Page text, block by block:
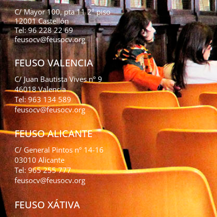
C/ Mayor 100, pta 11 2º piso
12001 Castellón
Tel: 96 228 22 69
feusocv@feusocv.org
FEUSO VALENCIA
C/ Juan Bautista Vives nº 9
46018 Valencia
Tel: 963 134 589
feusocv@feusocv.org
FEUSO ALICANTE
C/ General Pintos nº 14-16
03010 Alicante
Tel: 965 255 777
feusocv@feusocv.org
FEUSO XÁTIVA